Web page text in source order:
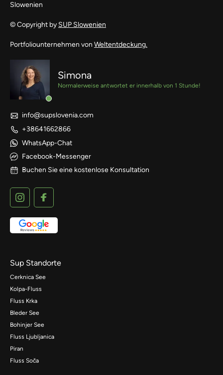
Slowenien
© Copyright by SUP Slowenien
Portfoliounternehmen von Weltentdeckung.
Simona
Normalerweise antwortet er innerhalb von 1 Stunde!
info@supslovenia.com
+38641662866
WhatsApp-Chat
Facebook-Messenger
Buchen Sie eine kostenlose Konsultation
Sup Standorte
Cerknica See
Kolpa-Fluss
Fluss Krka
Bleder See
Bohinjer See
Fluss Ljubljanica
Piran
Fluss Soča